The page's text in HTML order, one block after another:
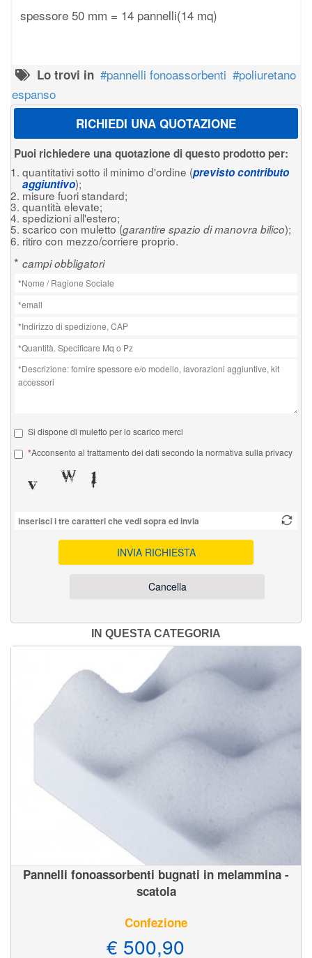
spessore 50 mm = 14 pannelli(14 mq)
Lo trovi in pannelli fonoassorbenti
poliuretano
espanso
RICHIEDI UNA QUOTAZIONE
Puoi richiedere una quotazione di questo prodotto per:
quantitativi sotto il minimo d'ordine (previsto contributo
aggiuntivo);
misure fuori standard;
quantità elevate;
spedizioni all'estero;
scarico con muletto (garantire spazio di manovra bilico);
ritiro con mezzo/corriere proprio.
*campi obbligatori
Si dispone di muletto per lo scarico merci
Acconsento al trattamento dei dati secondo la normativa sulla privacy
INVIA RICHIESTA
Cancella
IN QUESTA CATEGORIA
Pannelli fonoassorbenti bugnati in melammina -
scatola
Confezione
€ 500,90